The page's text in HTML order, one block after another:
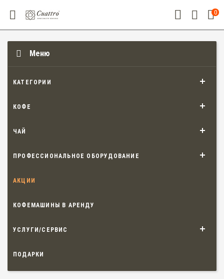
0
Меню
КАТЕГОРИИ
КОФЕ
ЧАЙ
ПРОФЕССИОНАЛЬНОЕ ОБОРУДОВАНИЕ
АКЦИИ
КОФЕМАШИНЫ В АРЕНДУ
УСЛУГИ/СЕРВИС
ПОДАРКИ